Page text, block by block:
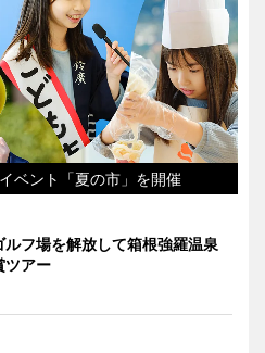
ベント「夏の市」を開催
ルフ場を解放して箱根強羅温泉
ツアー